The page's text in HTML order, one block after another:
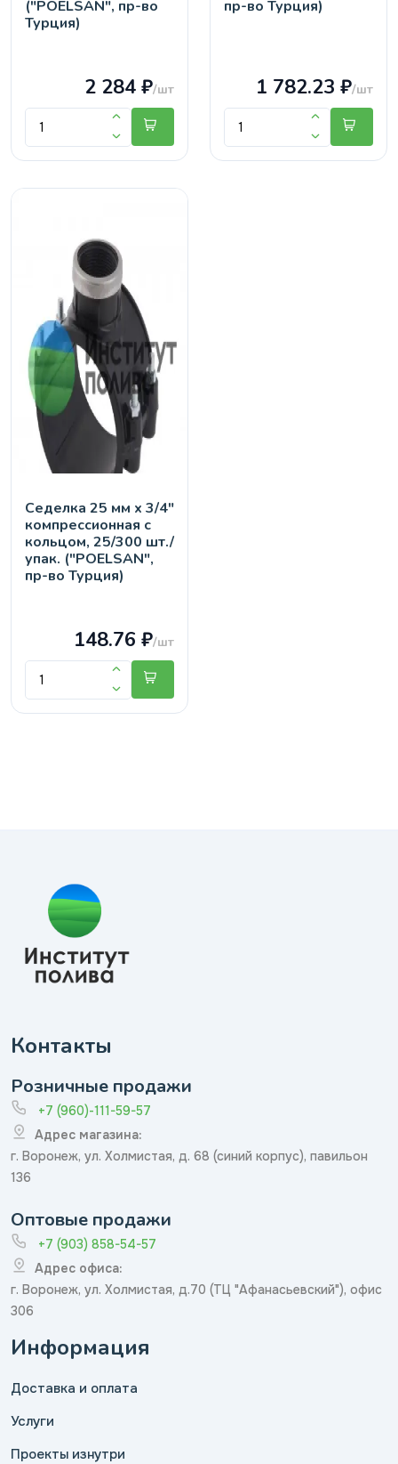
("POELSAN", пр-во
Турция)
2 284 ₽/шт
пр-во Турция)
1 782.23 ₽/шт
Седелка 25 мм х 3/4"
компрессионная с
кольцом, 25/300 шт./
упак. ("POELSAN",
пр-во Турция)
148.76 ₽/шт
Контакты
Розничные продажи
+7 (960)-111-59-57
Адрес магазина:
г. Воронеж, ул. Холмистая, д. 68 (синий корпус), павильон
136
Оптовые продажи
+7 (903) 858-54-57
Адрес офиса:
г. Воронеж, ул. Холмистая, д.70 (ТЦ "Афанасьевский"), офис
306
Информация
Доставка и оплата
Услуги
Проекты изнутри